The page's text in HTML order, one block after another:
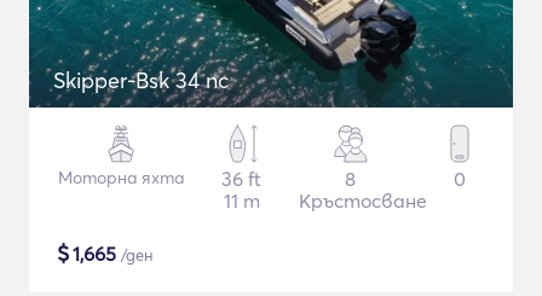
Skipper-Bsk 34 nc
Моторна яхта
36 ft
11 m
8
Кръстосване
0
$1,665 /ден